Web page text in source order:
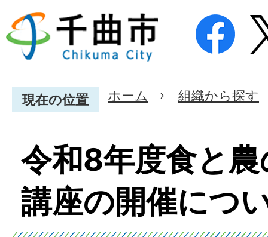
現在の位置 ホーム 組織から探す
令和8年度食と
講座の開催につ